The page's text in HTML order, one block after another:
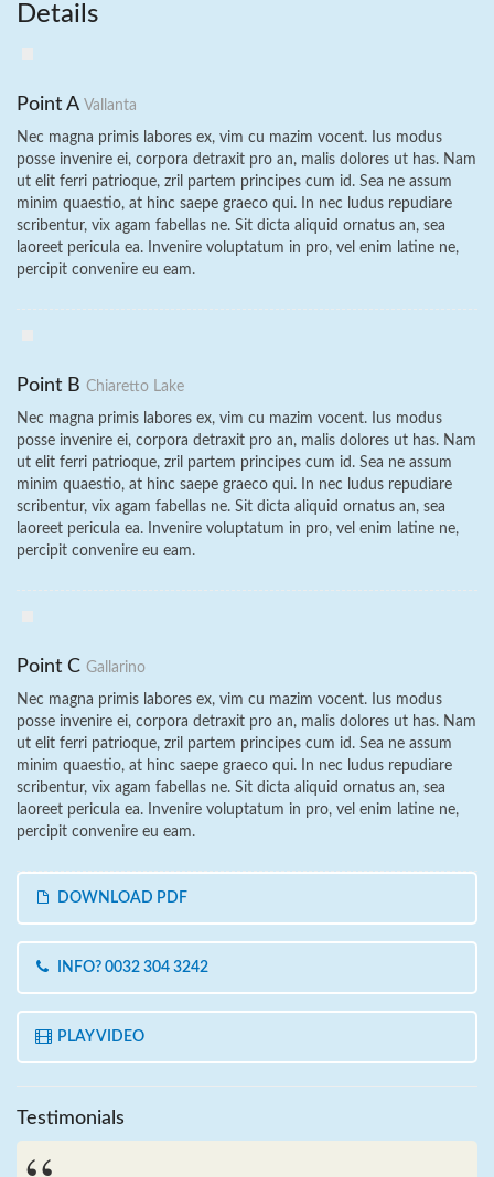
Details
Point A Vallanta
Nec magna primis labores ex, vim cu mazim vocent. Ius modus
posse invenire ei, corpora detraxit pro an, malis dolores ut has. Nam
ut elit ferri patrioque, zril partem principes cum id. Sea ne assum
minim quaestio, at hinc saepe graeco qui. In nec ludus repudiare
scribentur, vix agam fabellas ne. Sit dicta aliquid ornatus an, sea
laoreet pericula ea. Invenire voluptatum in pro, vel enim latine ne,
percipit convenire eu eam.
Point B Chiaretto Lake
Nec magna primis labores ex, vim cu mazim vocent. Ius modus
posse invenire ei, corpora detraxit pro an, malis dolores ut has. Nam
ut elit ferri patrioque, zril partem principes cum id. Sea ne assum
minim quaestio, at hinc saepe graeco qui. In nec ludus repudiare
scribentur, vix agam fabellas ne. Sit dicta aliquid ornatus an, sea
laoreet pericula ea. Invenire voluptatum in pro, vel enim latine ne,
percipit convenire eu eam.
Point C Gallarino
Nec magna primis labores ex, vim cu mazim vocent. Ius modus
posse invenire ei, corpora detraxit pro an, malis dolores ut has. Nam
ut elit ferri patrioque, zril partem principes cum id. Sea ne assum
minim quaestio, at hinc saepe graeco qui. In nec ludus repudiare
scribentur, vix agam fabellas ne. Sit dicta aliquid ornatus an, sea
laoreet pericula ea. Invenire voluptatum in pro, vel enim latine ne,
percipit convenire eu eam.
DOWNLOAD PDF
INFO? 0032 304 3242
PLAY VIDEO
Testimonials